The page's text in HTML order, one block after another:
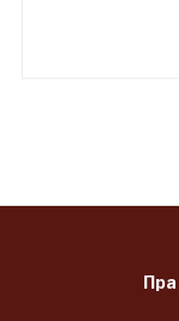
Пра